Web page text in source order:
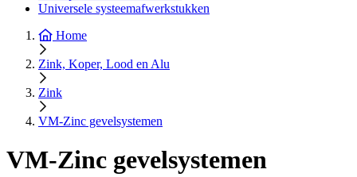
Universele systeemafwerkstukken
Home
Zink, Koper, Lood en Alu
Zink
VM-Zinc gevelsystemen
VM-Zinc gevelsystemen